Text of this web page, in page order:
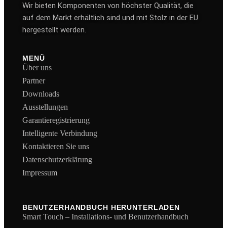
Wir bieten Komponenten von höchster Qualität, die
auf dem Markt erhältlich sind und mit Stolz in der EU
hergestellt werden.
MENÜ
Über uns
Partner
Downloads
Ausstellungen
Garantieregistrierung
Intelligente Verbindung
Kontaktieren Sie uns
Datenschutzerklärung
Impressum
BENUTZERHANDBUCH HERUNTERLADEN
Smart Touch – Installations- und Benutzerhandbuch